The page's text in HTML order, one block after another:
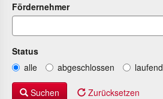
Fördernehmer
Status
alle
abgeschlossen laufend
Suchen Zurücksetzen